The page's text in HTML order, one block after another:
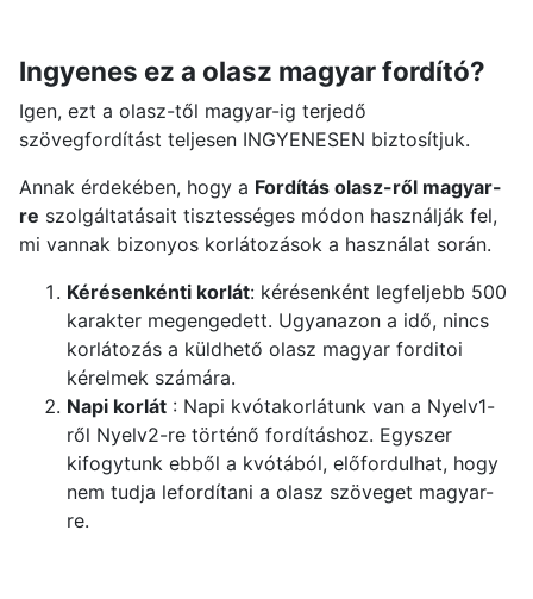
Ingyenes ez a olasz magyar fordító?
Igen, ezt a olasz-től magyar-ig terjedő
szövegfordítást teljesen INGYENESEN biztosítjuk.
Annak érdekében, hogy a Fordítás olasz-ről magyar-
re szolgáltatásait tisztességes módon használják fel,
mi vannak bizonyos korlátozások a használat során.
Kérésenkénti korlát: kérésenként legfeljebb 500
karakter megengedett. Ugyanazon a idő, nincs
korlátozás a küldhető olasz magyar forditoi
kérelmek számára.
Napi korlát: Napi kvótakorlátunk van a Nyelv1-
ről Nyelv2-re történő fordításhoz. Egyszer
kifogytunk ebből a kvótából, előfordulhat, hogy
nem tudja lefordítani a olasz szöveget magyar-
re.